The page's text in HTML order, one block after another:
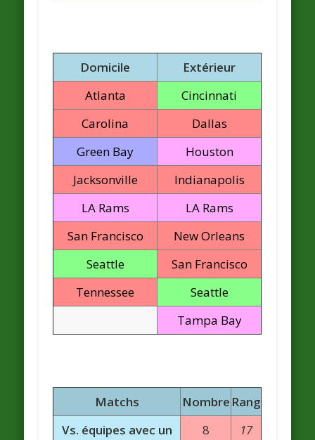
Domicile
Extérieur
Atlanta
Cincinnati
Carolina
Dallas
Green Bay
Houston
Jacksonville
Indianapolis
LA Rams
LA Rams
San Francisco
New Orleans
Seattle
San Francisco
Tennessee
Seattle
Tampa Bay
Matchs Nombre Rang
Vs. équipes avec un
8 17